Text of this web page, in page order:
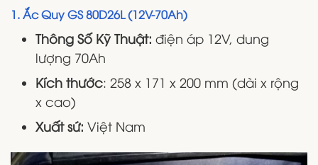
1. Ắc Quy GS 80D26L (12V-70Ah)
Thông Số Kỹ Thuật: điện áp 12V, dung
lượng 70Ah
Kích thước: 258 x 171 x 200 mm (dài x rộng
x cao)
Xuất sứ: Việt Nam